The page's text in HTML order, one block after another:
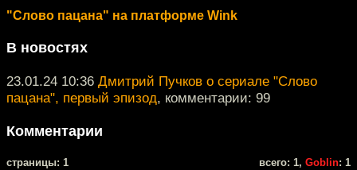
"Слово пацана" на платформе Wink
В новостях
23.01.24 10:36 Дмитрий Пучков о сериале "Слово
пацана", первый эпизод, комментарии: 99
Комментарии
cтраницы: 1 всего: 1, Goblin: 1